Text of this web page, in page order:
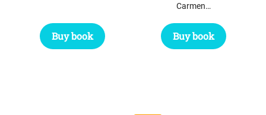
Buy book
Carmen…
Buy book